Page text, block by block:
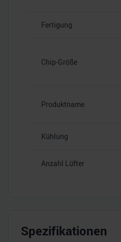
Fertigung
Chip-Größe
Produktname
Kühlung
Anzahl Lüfter
Spezifikationen